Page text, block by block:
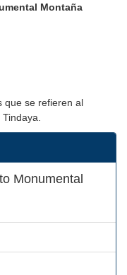
Montaña
que se refieren al
Monumental